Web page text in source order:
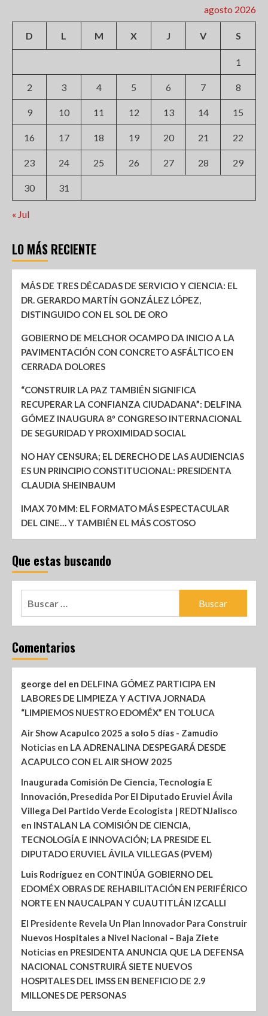
agosto 2026
D L M X J V S
1
2 3 4 5 6 7 8
9 10 11 12 13 14 15
16 17 18 19 20 21 22
23 24 25 26 27 28 29
30 31
« Jul
LO MÁS RECIENTE
MÁS DE TRES DÉCADAS DE SERVICIO Y CIENCIA: EL
DR. GERARDO MARTÍN GONZÁLEZ LÓPEZ,
DISTINGUIDO CON EL SOL DE ORO
GOBIERNO DE MELCHOR OCAMPO DA INICIO A LA
PAVIMENTACIÓN CON CONCRETO ASFÁLTICO EN
CERRADA DOLORES
“CONSTRUIR LA PAZ TAMBIÉN SIGNIFICA
RECUPERAR LA CONFIANZA CIUDADANA”: DELFINA
GÓMEZ INAUGURA 8º CONGRESO INTERNACIONAL
DE SEGURIDAD Y PROXIMIDAD SOCIAL
NO HAY CENSURA; EL DERECHO DE LAS AUDIENCIAS
ES UN PRINCIPIO CONSTITUCIONAL: PRESIDENTA
CLAUDIA SHEINBAUM
IMAX 70 MM: EL FORMATO MÁS ESPECTACULAR
DEL CINE… Y TAMBIÉN EL MÁS COSTOSO
Que estas buscando
Comentarios
george del en DELFINA GÓMEZ PARTICIPA EN
LABORES DE LIMPIEZA Y ACTIVA JORNADA
“LIMPIEMOS NUESTRO EDOMÉX” EN TOLUCA
Air Show Acapulco 2025 a solo 5 días - Zamudio
Noticias en LA ADRENALINA DESPEGARÁ DESDE
ACAPULCO CON EL AIR SHOW 2025
Inaugurada Comisión De Ciencia, Tecnología E
Innovación, Presedida Por El Diputado Eruviel Ávila
Villega Del Partido Verde Ecologista | REDTNJalisco
en INSTALAN LA COMISIÓN DE CIENCIA,
TECNOLOGÍA E INNOVACIÓN; LA PRESIDE EL
DIPUTADO ERUVIEL ÁVILA VILLEGAS (PVEM)
Luis Rodríguez en CONTINÚA GOBIERNO DEL
EDOMÉX OBRAS DE REHABILITACIÓN EN PERIFÉRICO
NORTE EN NAUCALPAN Y CUAUTITLÁN IZCALLI
El Presidente Revela Un Plan Innovador Para Construir
Nuevos Hospitales a Nivel Nacional – Baja Ziete
Noticias en PRESIDENTA ANUNCIA QUE LA DEFENSA
NACIONAL CONSTRUIRÁ SIETE NUEVOS
HOSPITALES DEL IMSS EN BENEFICIO DE 2.9
MILLONES DE PERSONAS